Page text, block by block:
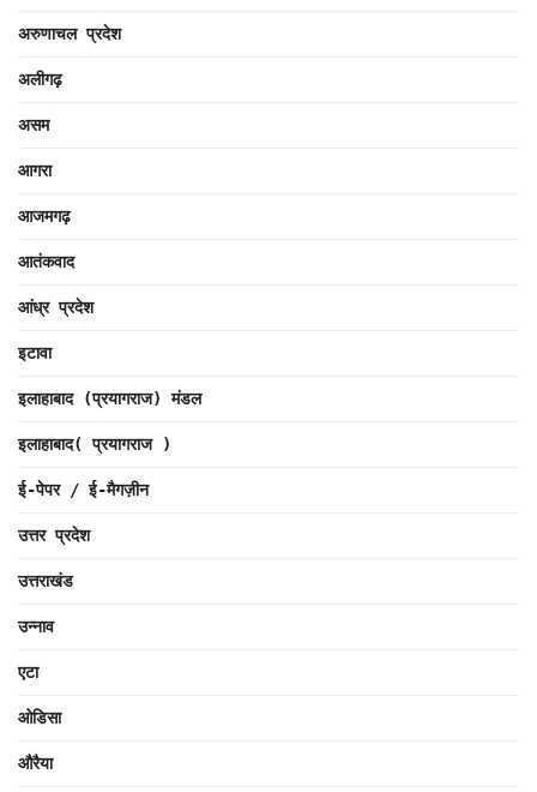
अरुणाचल प्रदेश
अलीगढ़
असम
आगरा
आजमगढ़
आतंकवाद
आंध्र प्रदेश
इटावा
इलाहाबाद (प्रयागराज) मंडल
इलाहाबाद( प्रयागराज )
ई-पेपर / ई-मैगज़ीन
उत्तर प्रदेश
उत्तराखंड
उन्नाव
एटा
ओडिसा
औरैया